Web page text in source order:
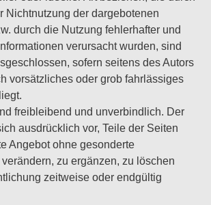
Nichtnutzung der dargebotenen
durch die Nutzung fehlerhafter und
verursacht wurden, sind
sofern seitens des Autors
vorsätzliches oder grob fahrlässiges
freibleibend und unverbindlich. Der
ausdrücklich vor, Teile der Seiten
Angebot ohne gesonderte
zu ergänzen, zu löschen
zeitweise oder endgültig